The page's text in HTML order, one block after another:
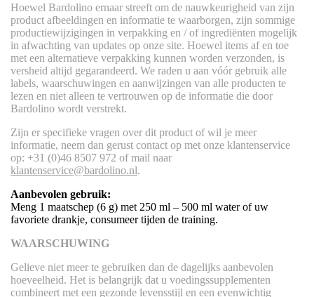
Hoewel Bardolino ernaar streeft om de nauwkeurigheid van zijn
product afbeeldingen en informatie te waarborgen, zijn sommige
productiewijzigingen in verpakking en / of ingrediënten mogelijk
in afwachting van updates op onze site. Hoewel items af en toe
met een alternatieve verpakking kunnen worden verzonden, is
versheid altijd gegarandeerd. We raden u aan vóór gebruik alle
labels, waarschuwingen en aanwijzingen van alle producten te
lezen en niet alleen te vertrouwen op de informatie die door
Bardolino wordt verstrekt.
Zijn er specifieke vragen over dit product of wil je meer
informatie, neem dan gerust contact op met onze klantenservice
op: +31 (0)46 8507 972 of mail naar
klantenservice@bardolino.nl.
Aanbevolen gebruik:
Meng 1 maatschep (6 g) met 250 ml – 500 ml water of uw
favoriete drankje, consumeer tijden de training.
WAARSCHUWING
Gelieve niet meer te gebruiken dan de dagelijks aanbevolen
hoeveelheid. Het is belangrijk dat u voedingssupplementen
combineert met een gezonde levensstijl en een evenwichtig